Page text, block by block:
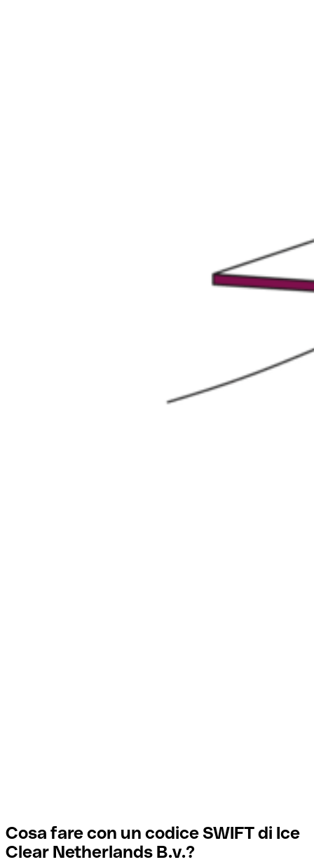
Cosa fare con un codice SWIFT di Ice
Clear Netherlands B.v.?